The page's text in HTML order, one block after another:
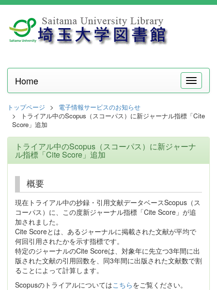
メ
ニ
ー
Home
トップページ
電子情報サービスのお知らせ
トライアル中のScopus（スコーパス）に新ジャーナル指標「Cite
Score」追加
トライアル中のScopus（スコーパス）に新ジャーナ
ル指標「Cite Score」追加
概要
現在トライアル中の抄録・引用文献データベースScopus（ス
コーパス）に、この度新ジャーナル指標「Cite Score」が追
加されました。
Cite Scoreとは、あるジャーナルに掲載された文献が平均で
何回引用されたかを示す指標です。
特定のジャーナルのCite Scoreは、対象年に先立つ3年間に出
版された文献の引用回数を、同3年間に出版された文献数で割
ることによって計算します。
Scopusのトライアルについてはこちらをご覧ください。